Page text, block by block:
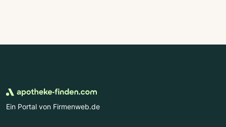
Ein Portal von Firmenweb.de